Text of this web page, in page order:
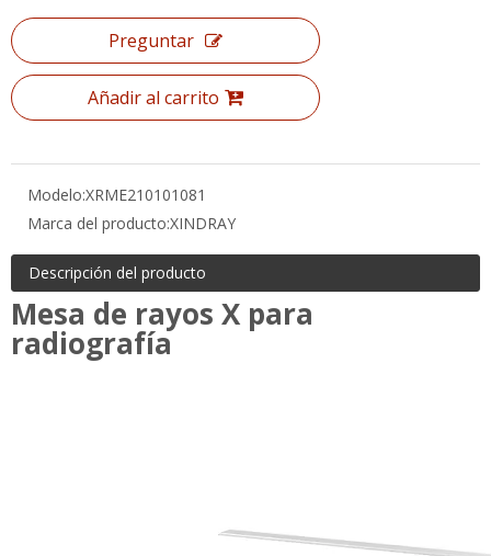
Modelo:XRME210101081
Marca del producto:XINDRAY
Mesa de rayos X para
radiografía